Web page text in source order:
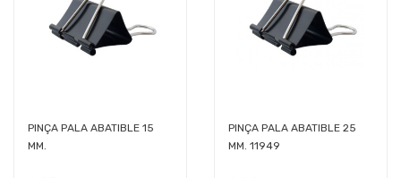
PINÇA PALA ABATIBLE 15
MM.
PINÇA PALA ABATIBLE 25
MM. 11949